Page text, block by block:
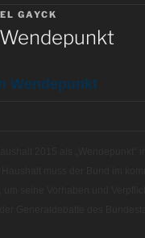
GAYCK
Wendepunkt